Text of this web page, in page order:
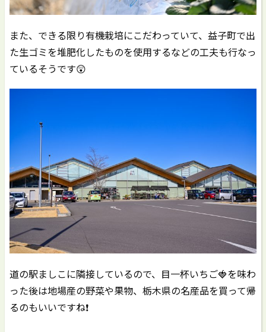
また、できる限り有機栽培にこだわっていて、益子町で出
た生ゴミを堆肥化したものを使用するなどの工夫も行なっ
ているそうです😲
道の駅ましこに隣接しているので、目一杯いちご🍓を味わ
った後は地場産の野菜や果物、栃木県の名産品を買って帰
るのもいいですね❗️